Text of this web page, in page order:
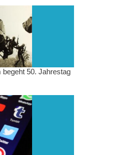
50. Jahrestag